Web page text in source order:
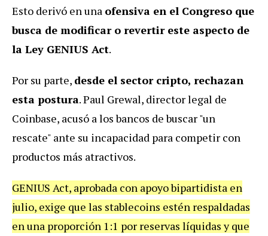
Esto derivó en una ofensiva en el Congreso que
busca de modificar o revertir este aspecto de
la Ley GENIUS Act.
Por su parte, desde el sector cripto, rechazan
esta postura. Paul Grewal, director legal de
Coinbase, acusó a los bancos de buscar "un
rescate" ante su incapacidad para competir con
productos más atractivos.
GENIUS Act, aprobada con apoyo bipartidista en
julio, exige que las stablecoins estén respaldadas
en una proporción 1:1 por reservas líquidas y que